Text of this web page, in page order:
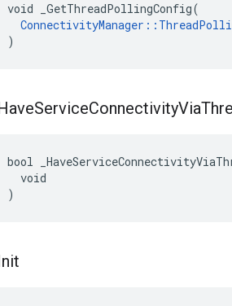
void _GetThreadPollingConfig(
)
ServiceConnectivityVia
bool
  void
)